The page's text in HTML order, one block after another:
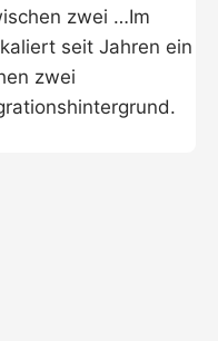
zwei …Im
seit Jahren ein
zwei